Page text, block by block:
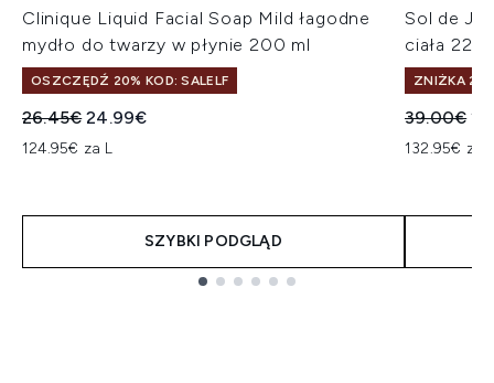
Clinique Liquid Facial Soap Mild łagodne
mydło do twarzy w płynie 200 ml
OSZCZĘDŹ 20% KOD: SALELF
Sugerowana cena detaliczna:
26.45€Aktualna cena:
24.99€
124.95€ za L
SZYBKI PODGLĄD
Sol de
ciała 220
ZNIŻKA
39.00€
132.95€ za